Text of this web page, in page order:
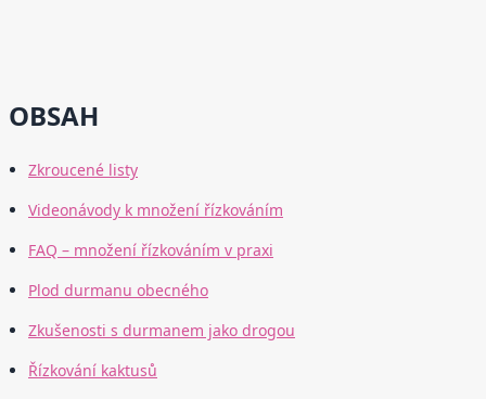
OBSAH
Zkroucené listy
Videonávody k množení řízkováním
FAQ – množení řízkováním v praxi
Plod durmanu obecného
Zkušenosti s durmanem jako drogou
Řízkování kaktusů